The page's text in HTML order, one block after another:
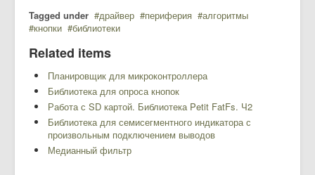
Tagged under драйвер периферия
алгоритмы
кнопки
библиотеки
Related items
Планировщик для микроконтроллера
Библиотека для опроса кнопок
Работа с SD картой. Библиотека Petit FatFs. Ч2
Библиотека для семисегментного индикатора с
произвольным подключением выводов
Медианный фильтр